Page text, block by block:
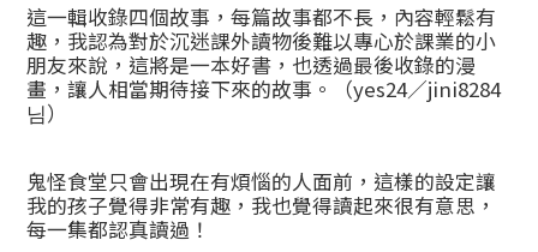
這一輯收錄四個故事，每篇故事都不長，內容輕鬆有
趣，我認為對於沉迷課外讀物後難以專心於課業的小
朋友來說，這將是一本好書，也透過最後收錄的漫
畫，讓人相當期待接下來的故事。（yes24／jini8284
님）
鬼怪食堂只會出現在有煩惱的人面前，這樣的設定讓
我的孩子覺得非常有趣，我也覺得讀起來很有意思，
每一集都認真讀過！